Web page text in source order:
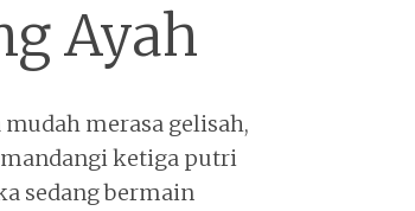
Ayah
merasa gelisah,
ketiga putri
sedang bermain